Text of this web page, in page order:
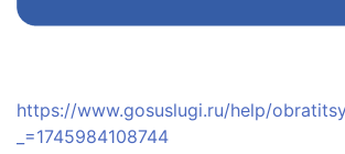
https://www.gosuslugi.ru/help/
_=1745984108744